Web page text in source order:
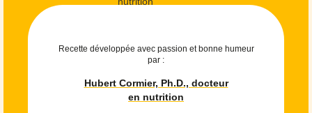
Recette développée avec passion et bonne humeur
par :
Hubert Cormier, Ph.D., docteur
en nutrition